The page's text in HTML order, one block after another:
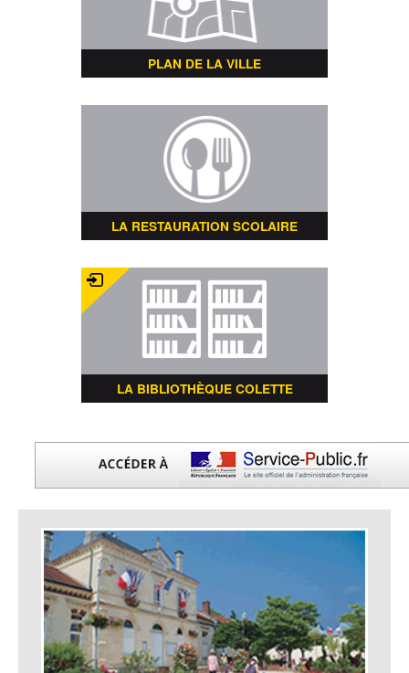
PLAN DE LA VILLE
LA RESTAURATION SCOLAIRE
LA BIBLIOTHÈQUE COLETTE